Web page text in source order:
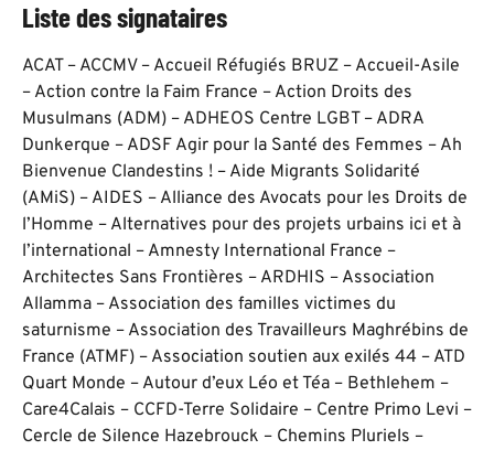
Liste des signataires
ACAT – ACCMV – Accueil Réfugiés BRUZ – Accueil-Asile
– Action contre la Faim France – Action Droits des
Musulmans (ADM) – ADHEOS Centre LGBT – ADRA
Dunkerque – ADSF Agir pour la Santé des Femmes – Ah
Bienvenue Clandestins ! – Aide Migrants Solidarité
(AMiS) – AIDES – Alliance des Avocats pour les Droits de
l’Homme – Alternatives pour des projets urbains ici et à
l’international – Amnesty International France –
Architectes Sans Frontières – ARDHIS – Association
Allamma – Association des familles victimes du
saturnisme – Association des Travailleurs Maghrébins de
France (ATMF) – Association soutien aux exilés 44 – ATD
Quart Monde – Autour d’eux Léo et Téa – Bethlehem –
Care4Calais – CCFD-Terre Solidaire – Centre Primo Levi –
Cercle de Silence Hazebrouck – Chemins Pluriels –